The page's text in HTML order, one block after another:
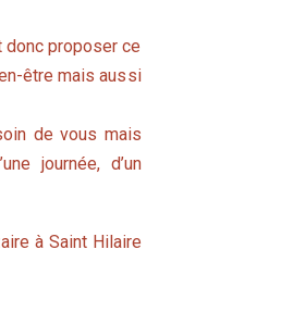
donc proposer ce
être mais aussi
de vous mais
journée, d’un
à Saint Hilaire